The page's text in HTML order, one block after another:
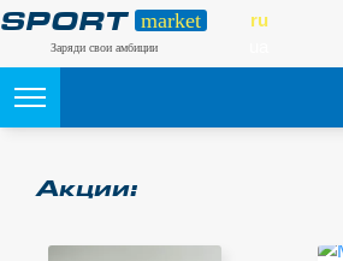
SPORT market
Заряди свои амбиции
ru
Акции: